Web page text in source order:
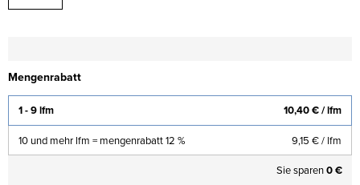
Mengenrabatt
1 - 9 lfm 10,40 €/ lfm
10 und mehr lfm = mengenrabatt 12 % 9,15 €/ lfm
Sie sparen0 €